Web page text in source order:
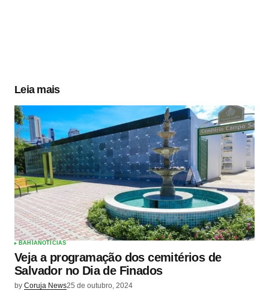
Leia mais
BAHIANOTÍCIAS
Veja a programação dos cemitérios de
Salvador no Dia de Finados
by Coruja News25 de outubro, 2024